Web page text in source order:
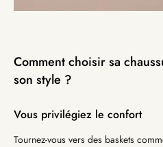
Comment choisir sa
son style ?
Vous privilégiez le confort
Tournez-vous vers des baskets